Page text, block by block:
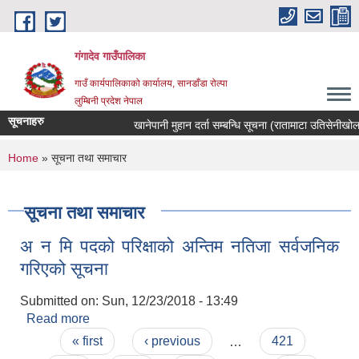
Skip to main content
गंगादेव गाउँपालिका
गाउँ कार्यपालिकाको कार्यालय, सानडाँडा रोल्पा
लुम्बिनी प्रदेश नेपाल
सूचनाहरु खानेपानी मुहान दर्ता सम्बन्धि सूचना (रातामाटा उतिसेनीखोला
You are here
Home » सूचना तथा समाचार
सूचना तथा समाचार
अ न मि पदको परिक्षाको अन्तिम नतिजा सर्वजनिक
गरिएको सूचना
Submitted on: Sun, 12/23/2018 - 13:49
Read more
गरिएको सूचना
Pages« first ‹ previous 421